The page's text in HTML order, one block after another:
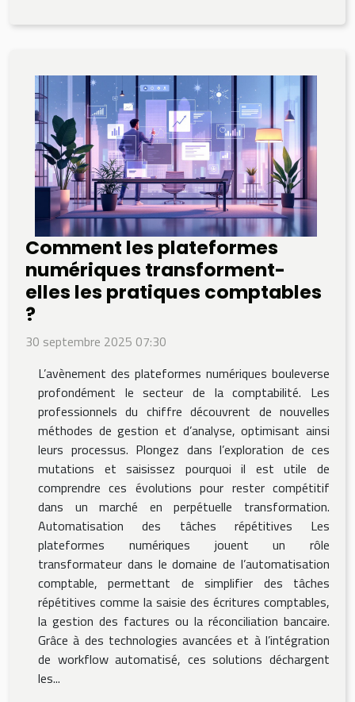
Comment les plateformes
numériques transforment-
elles les pratiques comptables
?
30 septembre 2025 07:30
L’avènement des plateformes numériques bouleverse
profondément le secteur de la comptabilité. Les
professionnels du chiffre découvrent de nouvelles
méthodes de gestion et d’analyse, optimisant ainsi
leurs processus. Plongez dans l’exploration de ces
mutations et saisissez pourquoi il est utile de
comprendre ces évolutions pour rester compétitif
dans un marché en perpétuelle transformation.
Automatisation des tâches répétitives Les
plateformes numériques jouent un rôle
transformateur dans le domaine de l’automatisation
comptable, permettant de simplifier des tâches
répétitives comme la saisie des écritures comptables,
la gestion des factures ou la réconciliation bancaire.
Grâce à des technologies avancées et à l’intégration
de workflow automatisé, ces solutions déchargent
les...